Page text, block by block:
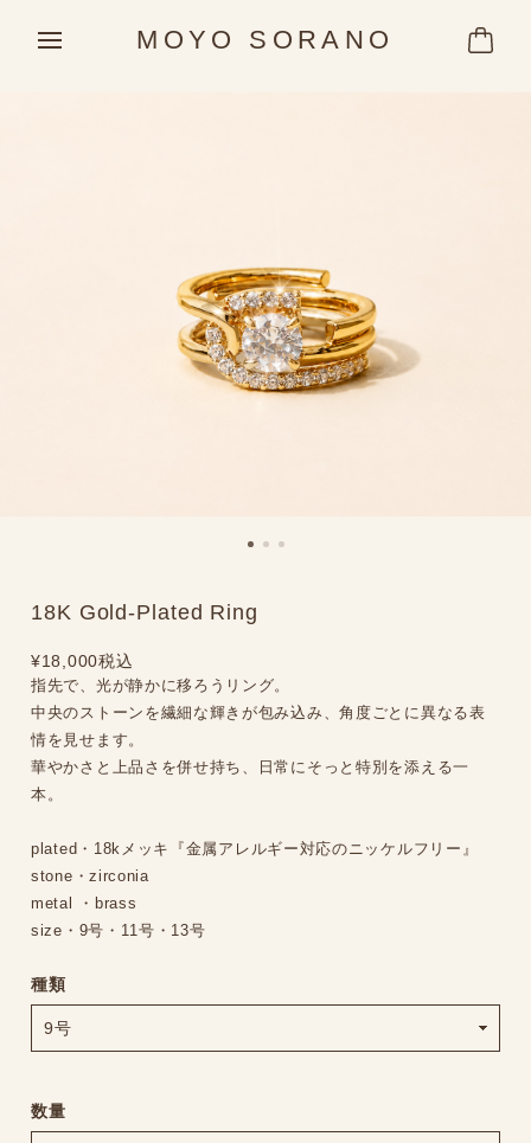
MOYO SORANO
18K Gold-Plated Ring
¥18,000税込
指先で、光が静かに移ろうリング。
中央のストーンを繊細な輝きが包み込み、角度ごとに異なる表
情を見せます。
華やかさと上品さを併せ持ち、日常にそっと特別を添える一
本。
plated・18kメッキ『金属アレルギー対応のニッケルフリー』
stone・zirconia
metal ・brass
size・9号・11号・13号
種類
数量